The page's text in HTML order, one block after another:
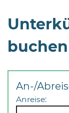
buchen
An-/
Anreise: